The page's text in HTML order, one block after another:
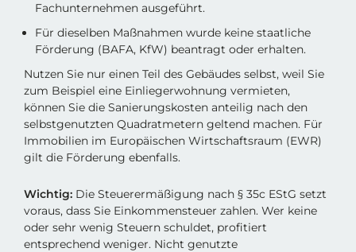
Fachunternehmen ausgeführt.
Für dieselben Maßnahmen wurde keine staatliche
Förderung (BAFA, KfW) beantragt oder erhalten.
Nutzen Sie nur einen Teil des Gebäudes selbst, weil Sie
zum Beispiel eine Einliegerwohnung vermieten,
können Sie die Sanierungskosten anteilig nach den
selbstgenutzten Quadratmetern geltend machen. Für
Immobilien im Europäischen Wirtschaftsraum (EWR)
gilt die Förderung ebenfalls.
Wichtig: Die Steuerermäßigung nach § 35c EStG setzt
voraus, dass Sie Einkommensteuer zahlen. Wer keine
oder sehr wenig Steuern schuldet, profitiert
entsprechend weniger. Nicht genutzte